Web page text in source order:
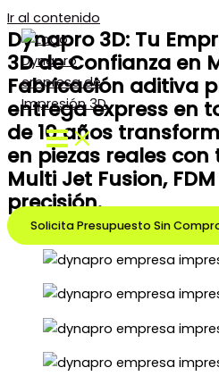
Ir al contenido
Dynapro 3D: Tu
3D de Confianza en
Fabricación aditiva
entrega express en
de 10 años
en piezas reales con
Multi Jet Fusion,
precisión.
Solicita Presupuesto Sin